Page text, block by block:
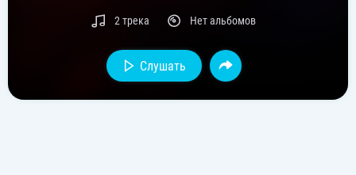
2 трека Нет альбомов
Слушать